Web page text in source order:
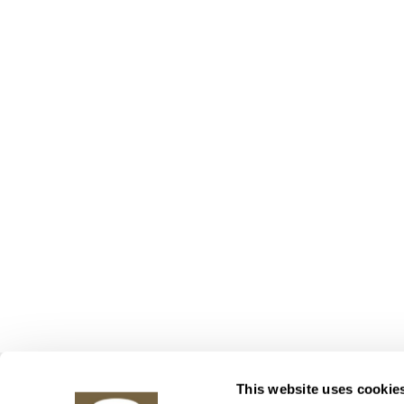
This website uses
Korunní 972/75